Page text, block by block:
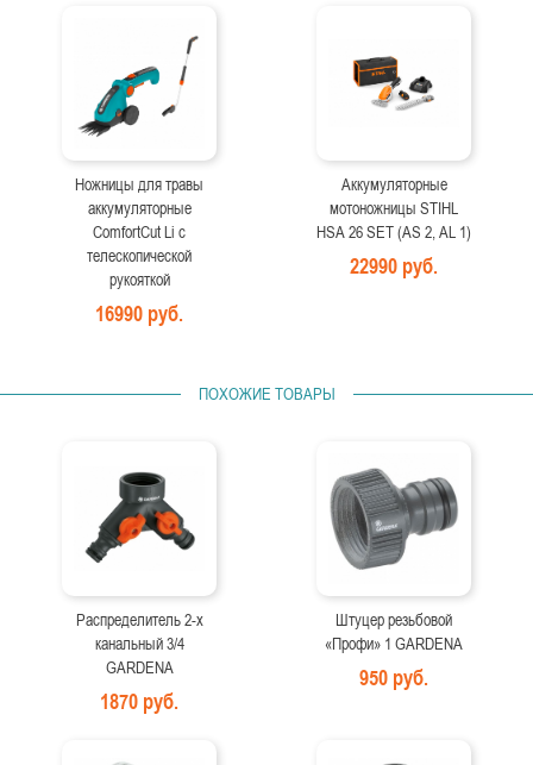
Ножницы для травы
аккумуляторные
ComfortCut Li с
телескопической
рукояткой
16990 руб.
Аккумуляторные
мотоножницы STIHL
HSA 26 SET (AS 2, AL 1)
22990 руб.
ПОХОЖИЕ ТОВАРЫ
Распределитель 2-х
канальный 3/4
GARDENA
1870 руб.
Штуцер резьбовой
«Профи» 1 GARDENA
950 руб.